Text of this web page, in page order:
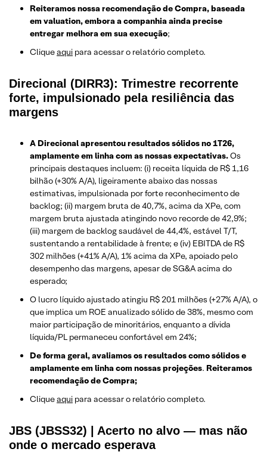
Reiteramos nossa recomendação de Compra, baseada
em valuation, embora a companhia ainda precise
entregar melhora em sua execução;
Cliqueaqui para acessar o relatório completo.
Direcional (DIRR3): Trimestre recorrente
forte, impulsionado pela resiliência das
margens
A Direcional apresentou resultados sólidos no 1T26,
amplamente em linha com as nossas expectativas.Os
principais destaques incluem: (i) receita líquida de R$ 1,16
bilhão (+30% A/A), ligeiramente abaixo das nossas
estimativas, impulsionada por forte reconhecimento de
backlog; (ii) margem bruta de 40,7%, acima da XPe, com
margem bruta ajustada atingindo novo recorde de 42,9%;
(iii) margem de backlog saudável de 44,4%, estável T/T,
sustentando a rentabilidade à frente; e (iv) EBITDA de R$
302 milhões (+41% A/A), 1% acima da XPe, apoiado pelo
desempenho das margens, apesar de SG&A acima do
esperado;
O lucro líquido ajustado atingiu R$ 201 milhões (+27% A/A), o
que implica um ROE anualizado sólido de 38%, mesmo com
maior participação de minoritários, enquanto a dívida
líquida/PL permaneceu confortável em 24%;
De forma geral, avaliamos os resultados como sólidos e
amplamente em linha com nossas projeções. Reiteramos
recomendação de Compra;
Cliqueaqui para acessar o relatório completo.
JBS (JBSS32) | Acerto no alvo — mas não
onde o mercado esperava